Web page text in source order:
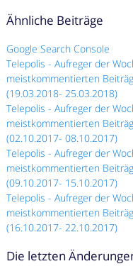
Ähnliche Beiträge
Google Search Console
Telepolis - Aufreger der
meistkommentierten
(19.03.2018- 25.03.2018)
Telepolis - Aufreger der
meistkommentierten
(02.10.2017- 08.10.2017)
Telepolis - Aufreger der
meistkommentierten
(09.10.2017- 15.10.2017)
Telepolis - Aufreger der
meistkommentierten
(16.10.2017- 22.10.2017)
Die letzten